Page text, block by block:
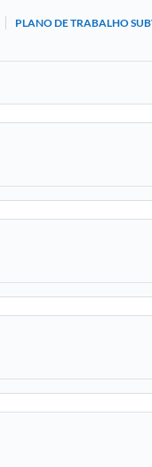
PLANO DE TRABALHO